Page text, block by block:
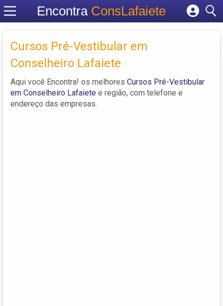
Encontra ConsLafaiete
Cadastrar empresa
Criar conta
Cursos Pré-Vestibular em
Conselheiro Lafaiete
Aqui você Encontra! os melhores Cursos Pré-Vestibular
em Conselheiro Lafaiete e região, com telefone e
endereço das empresas.